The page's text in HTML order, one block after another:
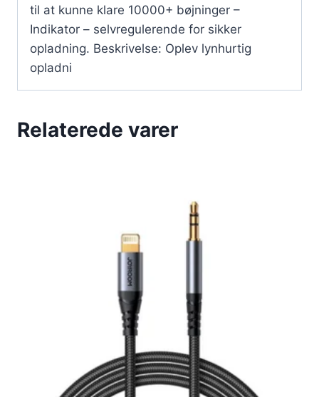
til at kunne klare 10000+ bøjninger –
Indikator – selvregulerende for sikker
opladning. Beskrivelse: Oplev lynhurtig
opladni
Relaterede varer